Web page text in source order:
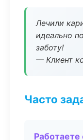
Лечили
идеально
заботу!
— Клиент
Часто